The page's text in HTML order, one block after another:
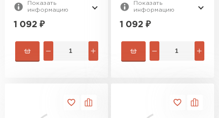
Показать
информацию
1 092 ₽
Показать
информацию
1 092 ₽